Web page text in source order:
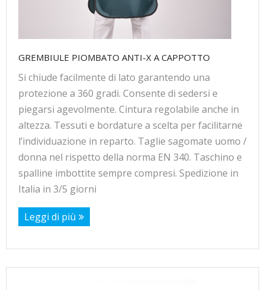
GREMBIULE PIOMBATO ANTI-X A CAPPOTTO
Si chiude facilmente di lato garantendo una
protezione a 360 gradi. Consente di sedersi e
piegarsi agevolmente. Cintura regolabile anche in
altezza. Tessuti e bordature a scelta per facilitarne
l’individuazione in reparto. Taglie sagomate uomo /
donna nel rispetto della norma EN 340. Taschino e
spalline imbottite sempre compresi. Spedizione in
Italia in 3/5 giorni
Leggi di più